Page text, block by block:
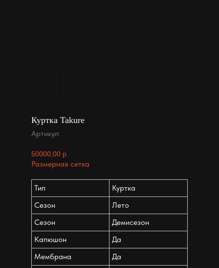
Куртка Takure
Артикул:
50000,00 р.
Размерная сетка
Тип
Куртка
Сезон
Лето
Сезон
Демисезон
Капюшон
Да
Мембрана
Да